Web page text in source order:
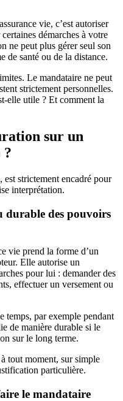
vie, c’est autoriser
démarches à votre
ne peut plus gérer seul son
de santé ou de la distance.
Le mandataire ne peut
strictement personnelles.
elle utile ? Et comment la
sur un
?
strictement encadré pour
interprétation.
durable des pouvoirs
vie prend la forme d’un
Elle autorise un
pour lui : demander des
effectuer un versement ou
temps, par exemple pendant
de manière durable si le
sur le long terme.
tout moment, sur simple
particulière.
le mandataire